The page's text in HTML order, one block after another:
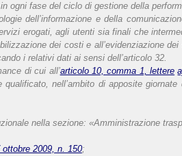
ogni fase del ciclo di gestione della
dell’informazione e della
erogati, agli utenti sia finali che
dei costi e all’evidenziazione
i relativi dati ai sensi dell’articolo 32.
di cui all’articolo 10, comma 1, lettere
nell’ambito di apposite
nella sezione: «Amministrazione
2009, n. 150;